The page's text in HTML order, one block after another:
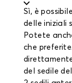
Sì, è
delle iniziali
Potete
che
del sedile